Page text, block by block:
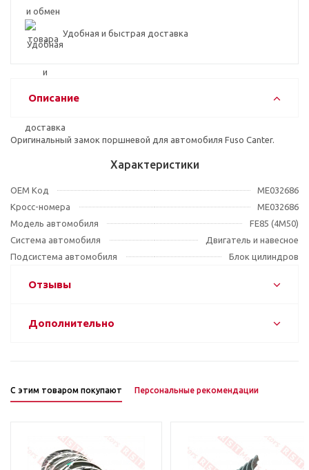
Удобная и быстрая доставка
Описание
Оригинальный замок поршневой для автомобиля Fuso Canter.
Характеристики
OEM Код
ME032686
Кросс-номера
ME032686
Модель автомобиля
FE85 (4M50)
Система автомобиля
Двигатель и навесное
Подсистема автомобиля
Блок цилиндров
Отзывы
Дополнительно
С этим товаром покупают Персональные рекомендации